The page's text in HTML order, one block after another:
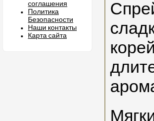
соглашения
Политика
Безопасности
Наши контакты
Карта сайта